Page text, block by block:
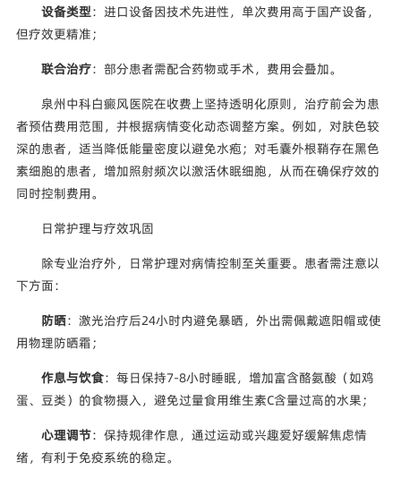
设备类型：进口设备因技术先进性，单次费用高于国产设备，
但疗效更精准；
联合治疗：部分患者需配合药物或手术，费用会叠加。
泉州中科白癜风医院在收费上坚持透明化原则，治疗前会为患
者预估费用范围，并根据病情变化动态调整方案。例如，对肤色较
深的患者，适当降低能量密度以避免水疱；对毛囊外根鞘存在黑色
素细胞的患者，增加照射频次以激活休眠细胞，从而在确保疗效的
同时控制费用。
日常护理与疗效巩固
除专业治疗外，日常护理对病情控制至关重要。患者需注意以
下方面：
防晒：激光治疗后24小时内避免暴晒，外出需佩戴遮阳帽或使
用物理防晒霜；
作息与饮食：每日保持7-8小时睡眠，增加富含酪氨酸（如鸡
蛋、豆类）的食物摄入，避免过量食用维生素C含量过高的水果；
心理调节：保持规律作息，通过运动或兴趣爱好缓解焦虑情
绪，有利于免疫系统的稳定。